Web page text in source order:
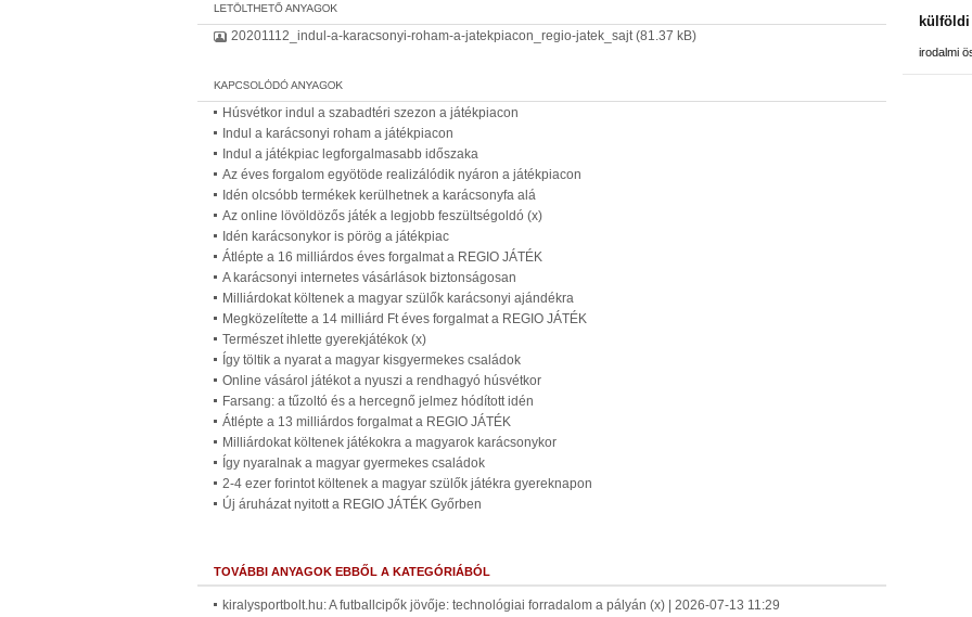
20201112_indul-a-karacsonyi-roham-a-jatekpiacon_regio-jatek_sajt(81.37 kB)
Húsvétkor indul a szabadtéri szezon a játékpiacon
Indul a karácsonyi roham a játékpiacon
Indul a játékpiac legforgalmasabb időszaka
Az éves forgalom egyötöde realizálódik nyáron a játékpiacon
Idén olcsóbb termékek kerülhetnek a karácsonyfa alá
Az online lövöldözős játék a legjobb feszültségoldó (x)
Idén karácsonykor is pörög a játékpiac
Átlépte a 16 milliárdos éves forgalmat a REGIO JÁTÉK
A karácsonyi internetes vásárlások biztonságosan
Milliárdokat költenek a magyar szülők karácsonyi ajándékra
Megközelítette a 14 milliárd Ft éves forgalmat a REGIO JÁTÉK
Természet ihlette gyerekjátékok (x)
Így töltik a nyarat a magyar kisgyermekes családok
Online vásárol játékot a nyuszi a rendhagyó húsvétkor
Farsang: a tűzoltó és a hercegnő jelmez hódított idén
Átlépte a 13 milliárdos forgalmat a REGIO JÁTÉK
Milliárdokat költenek játékokra a magyarok karácsonykor
Így nyaralnak a magyar gyermekes családok
2-4 ezer forintot költenek a magyar szülők játékra gyereknapon
Új áruházat nyitott a REGIO JÁTÉK Győrben
TOVÁBBI ANYAGOK EBBŐL A KATEGÓRIÁBÓL
kiralysportbolt.hu: A futballcipők jövője: technológiai forradalom a pályán (x) | 2026-07-13 11:29
irodalmi